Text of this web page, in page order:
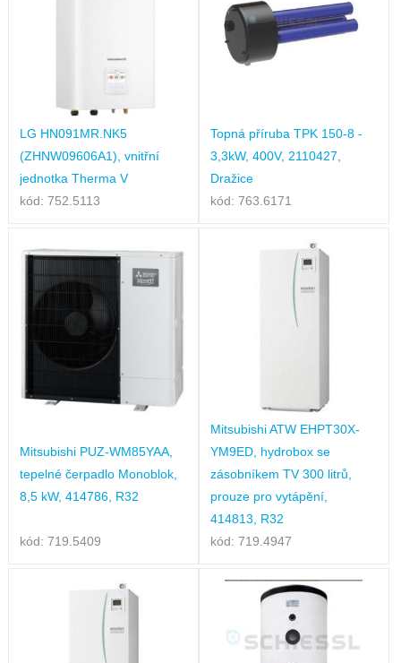
LG HN091MR.NK5
(ZHNW09606A1), vnitřní
jednotka Therma V
kód: 752.5113
Topná příruba TPK 150-8 -
3,3kW, 400V, 2110427,
Dražice
kód: 763.6171
Mitsubishi PUZ-WM85YAA,
tepelné čerpadlo Monoblok,
8,5 kW, 414786, R32
kód: 719.5409
Mitsubishi ATW EHPT30X-
YM9ED, hydrobox se
zásobníkem TV 300 litrů,
prouze pro vytápění,
414813, R32
kód: 719.4947